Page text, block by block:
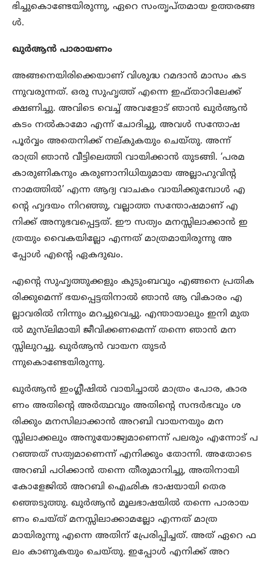
ഭിച്ചുകൊണ്ടേയിരുന്നു, ഏറെ സംതൃപ്തമായ ഉത്തരങ്ങ
ൾ.
ഖുർആൻ പാരായണം
അങ്ങനെയിരിക്കെയാണ് വിശുദ്ധ റമദാൻ മാസം കട
ന്നുവരുന്നത്. ഒരു സുഹൃത്ത് എന്നെ ഇഫ്താറിലേക്ക്
ക്ഷണിച്ചു. അവിടെ വെച്ച് അവളോട് ഞാൻ ഖുർആൻ
കടം നൽകാമോ എന്ന് ചോദിച്ചു, അവൾ സന്തോഷ
പൂർവ്വം അതെനിക്ക് നല്കുകയും ചെയ്തു. അന്ന്
രാത്രി ഞാൻ വീട്ടിലെത്തി വായിക്കാൻ തുടങ്ങി. ‘പരമ
കാരുണികനും കരുണാനിധിയുമായ അല്ലാഹുവിന്റ
നാമത്തിൽ’ എന്ന ആദ്യ വാചകം വായിക്കുമ്പോൾ എ
ന്റെ ഹൃദയം നിറഞ്ഞു, വല്ലാത്ത സന്തോഷമാണ് എ
നിക്ക് അനുഭവപ്പെട്ടത്. ഈ സത്യം മനസ്സിലാക്കാൻ ഇ
ത്രയും വൈകയില്ലോ എന്നത് മാത്രമായിരുന്നു അ
പ്പോൾ എന്റെ ഏകദുഖം.
എന്റെ സുഹൃത്തുക്കളും കുടുംബവും എങ്ങനെ പ്രതിക
രിക്കുമെന്ന് ഭയപ്പെട്ടതിനാൽ ഞാൻ ആ വികാരം എ
ല്ലാവരിൽ നിന്നും മറച്ചുവെച്ചു. എന്തായാലും ഇനി മുത
ൽ മുസ്‍ലിമായി ജീവിക്കണമെന്ന് തന്നെ ഞാൻ മന
സ്സിലുറച്ചു. ഖുർആൻ വായന തുടർ
ന്നുകൊണ്ടേയിരുന്നു.
ഖുർആൻ ഇംഗ്ലീഷിൽ വായിച്ചാൽ മാത്രം പോര, കാര
ണം അതിന്റെ അർത്ഥവും അതിന്റെ സന്ദർഭവും ശ
രിക്കും മനസിലാക്കാൻ അറബി വായനയും മന
സ്സിലാക്കലും അനുയോജ്യമാണെന്ന് പലരും എന്നോട് പ
റഞ്ഞത് സത്യമാണെന്ന് എനിക്കും തോന്നി. അതോടെ
അറബി പഠിക്കാൻ തന്നെ തീരുമാനിച്ചു, അതിനായി
കോളേജിൽ അറബി ഐഛിക ഭാഷയായി തെര
ഞ്ഞെടുത്തു. ഖുർആൻ മൂലഭാഷയിൽ തന്നെ പാരായ
ണം ചെയ്ത് മനസ്സിലാക്കാമല്ലോ എന്നത് മാത്ര
മായിരുന്നു എന്നെ അതിന് പ്രേരിപ്പിച്ചത്. അത് ഏറെ ഫ
ലം കാണുകയും ചെയ്തു. ഇപ്പോൾ എനിക്ക് അറ